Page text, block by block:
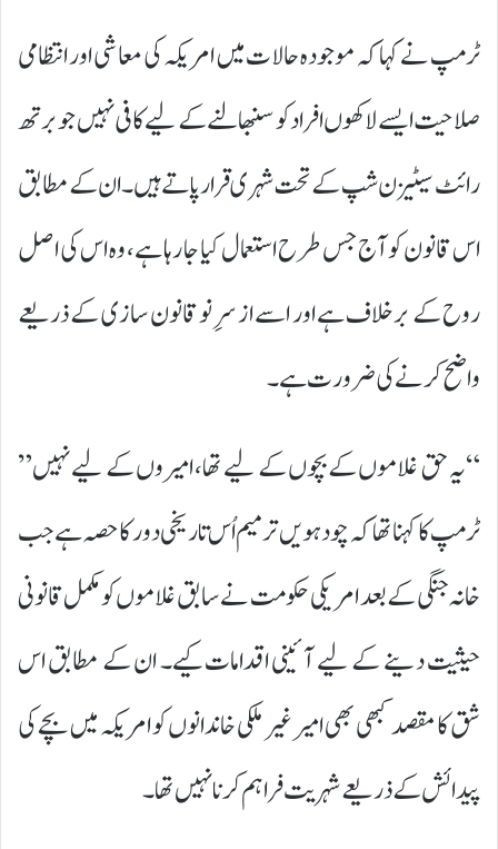
ٹرمپ نے کہا کہ موجودہ حالات میں امریکہ کی معاشی اور انتظامی
صلاحیت ایسے لاکھوں افراد کو سنبھالنے کے لیے کافی نہیں جو برتھ
رائٹ سیٹیزن شپ کے تحت شہری قرار پاتے ہیں۔ ان کے مطابق
اس قانون کو آج جس طرح استعمال کیا جا رہا ہے، وہ اس کی اصل
روح کے برخلاف ہے اور اسے از سرِ نو قانون سازی کے ذریعے
واضح کرنے کی ضرورت ہے۔
“یہ حق غلاموں کے بچوں کے لیے تھا، امیروں کے لیے نہیں”
ٹرمپ کا کہنا تھا کہ چودہویں ترمیم اُس تاریخی دور کا حصہ ہے جب
خانہ جنگی کے بعد امریکی حکومت نے سابق غلاموں کو مکمل قانونی
حیثیت دینے کے لیے آئینی اقدامات کیے۔ ان کے مطابق اس
شق کا مقصد کبھی بھی امیر غیر ملکی خاندانوں کو امریکہ میں بچے کی
پیدائش کے ذریعے شہریت فراہم کرنا نہیں تھا۔